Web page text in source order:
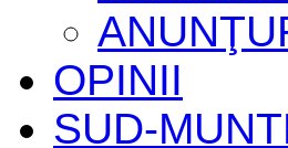
OPINII
SUD-